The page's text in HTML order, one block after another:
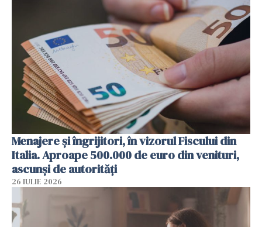
Menajere și îngrijitori, în vizorul Fiscului din
Italia. Aproape 500.000 de euro din venituri,
ascunși de autorități
26 IULIE 2026